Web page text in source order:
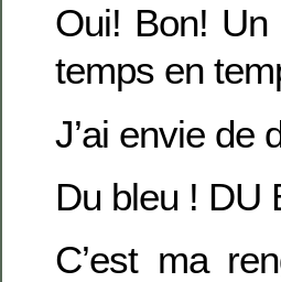
Oui! Bon!
temps en
J’ai envie de
Du bleu ! DU
C’est ma